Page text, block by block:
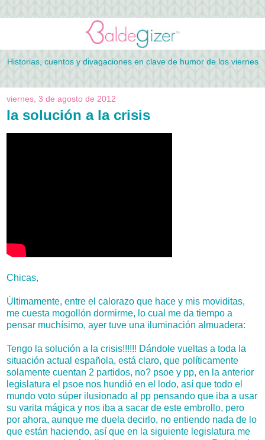
Historias, cuentos y divagaciones en clave de humor de los viernes
viernes, 3 de agosto de 2012
la solución a la crisis
Chicas,
Últimamente, entre el calorazo que hace y mis moviditas,
me cuesta mogollón dormirme, lo cual me da tiempo a
pensar muchísimo, ayer tuve una iluminación almuadera:
Tengo la solución a la crisis!!!!!! Dándole vueltas a toda la
situación actual española, está claro, que políticamente
solamente cuentan 2 partidos, no? psoe y pp, en la anterior
legislatura el psoe nos hundió en el lodo, así que todo el
mundo voto súper ilusionado al pp pensando que iba a usar
su varita mágica y nos iba a sacar de este embrollo, pero
por ahora, aunque me duela decirlo, no entiendo nada de lo
que están haciendo, así que en la siguiente legislatura me